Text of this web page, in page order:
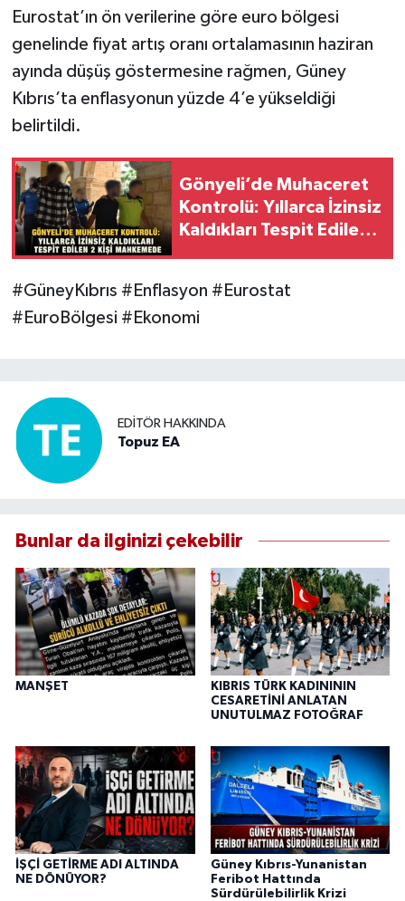
Eurostat’ın ön verilerine göre euro bölgesi
genelinde fiyat artış oranı ortalamasının haziran
ayında düşüş göstermesine rağmen, Güney
Kıbrıs’ta enflasyonun yüzde 4’e yükseldiği
belirtildi.
Gönyeli’de Muhaceret
Kontrolü: Yıllarca İzinsiz
Kaldıkları Tespit Edilen
#GüneyKıbrıs #Enflasyon #Eurostat
#EuroBölgesi #Ekonomi
EDITÖR HAKKINDA
Topuz EA
Bunlar da ilginizi çekebilir
MANŞET
KIBRIS TÜRK KADINININ
CESARETİNİ ANLATAN
UNUTULMAZ FOTOĞRAF
İŞÇİ GETİRME ADI ALTINDA
NE DÖNÜYOR?
Güney Kıbrıs-Yunanistan
Feribot Hattında
Sürdürülebilirlik Krizi